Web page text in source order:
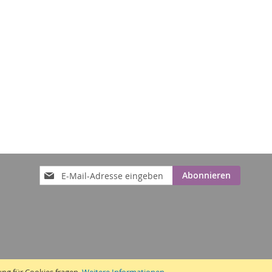
Anmeldung
zum
Abonnieren